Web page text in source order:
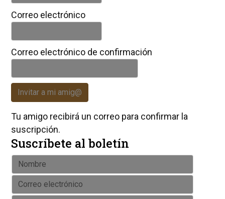
Correo electrónico
Correo electrónico de confirmación
Invitar a mi amig@
Tu amigo recibirá un correo para confirmar la
suscripción.
Suscríbete al boletín